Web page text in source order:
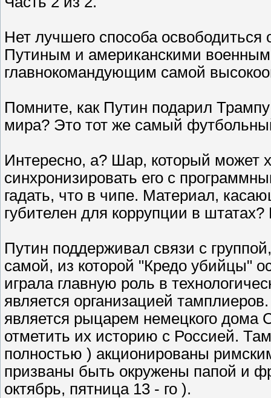
Нет лучшего способа освободиться
Путиным и американскими
главнокомандующим самой
Помните, как Путин подарил
мира? Это тот же самый
Интересно, а? Шар, который может
синхронизировать его с
гадать, что в чипе. Материал,
губителен для коррупции в
Путин поддерживал связи с
самой, из которой "Кредо убийцы"
играла главную роль в
является организацией
является рыцарем немецкого
отметить их историю с Россией.
полностью ) акционированы
призваны быть окружены папой и
октябрь, пятница 13 - го ).